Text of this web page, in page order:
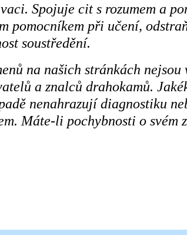
Spojuje cit s rozumem a
pomocníkem při učení,
soustředění.
na našich stránkách nejsou
a znalců drahokamů.
nenahrazují diagnostiku
Máte-li pochybnosti o svém